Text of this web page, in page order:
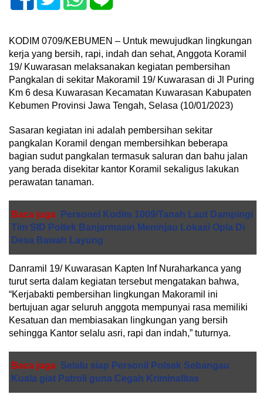
KODIM 0709/KEBUMEN – Untuk mewujudkan lingkungan
kerja yang bersih, rapi, indah dan sehat, Anggota Koramil
19/ Kuwarasan melaksanakan kegiatan pembersihan
Pangkalan di sekitar Makoramil 19/ Kuwarasan di Jl Puring
Km 6 desa Kuwarasan Kecamatan Kuwarasan Kabupaten
Kebumen Provinsi Jawa Tengah, Selasa (10/01/2023)
Sasaran kegiatan ini adalah pembersihan sekitar
pangkalan Koramil dengan membersihkan beberapa
bagian sudut pangkalan termasuk saluran dan bahu jalan
yang berada disekitar kantor Koramil sekaligus lakukan
perawatan tanaman.
Baca juga
Personel Kodim 1009/Tanah Laut Dampingi
Tim SID Poltek Banjarmasin Meninjau Lokasi Opla Di
Desa Bawah Layung
Danramil 19/ Kuwarasan Kapten Inf Nuraharkanca yang
turut serta dalam kegiatan tersebut mengatakan bahwa,
“Kerjabakti pembersihan lingkungan Makoramil ini
bertujuan agar seluruh anggota mempunyai rasa memiliki
Kesatuan dan membiasakan lingkungan yang bersih
sehingga Kantor selalu asri, rapi dan indah,” tuturnya.
Baca juga Selalu siap Personil Polsek Sebangau
Kuala giat Patroli guna Cegah Kriminalitas